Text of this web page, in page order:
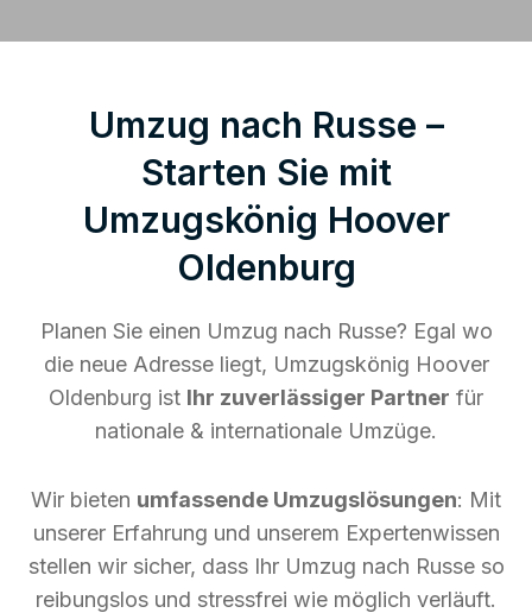
Umzug nach Russe –
Starten Sie mit
Umzugskönig Hoover
Oldenburg
Planen Sie einen Umzug nach Russe? Egal wo
die neue Adresse liegt, Umzugskönig Hoover
Oldenburg ist Ihr zuverlässiger Partner für
nationale & internationale Umzüge.
Wir bieten umfassende Umzugslösungen: Mit
unserer Erfahrung und unserem Expertenwissen
stellen wir sicher, dass Ihr Umzug nach Russe so
reibungslos und stressfrei wie möglich verläuft.